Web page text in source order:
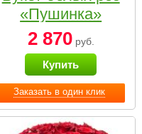
Заказать в один клик
«Пушинка»
2 870руб.
Купить